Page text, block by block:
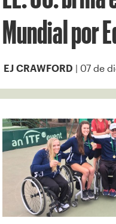
Mundial por
EJ CRAWFORD | 07 de